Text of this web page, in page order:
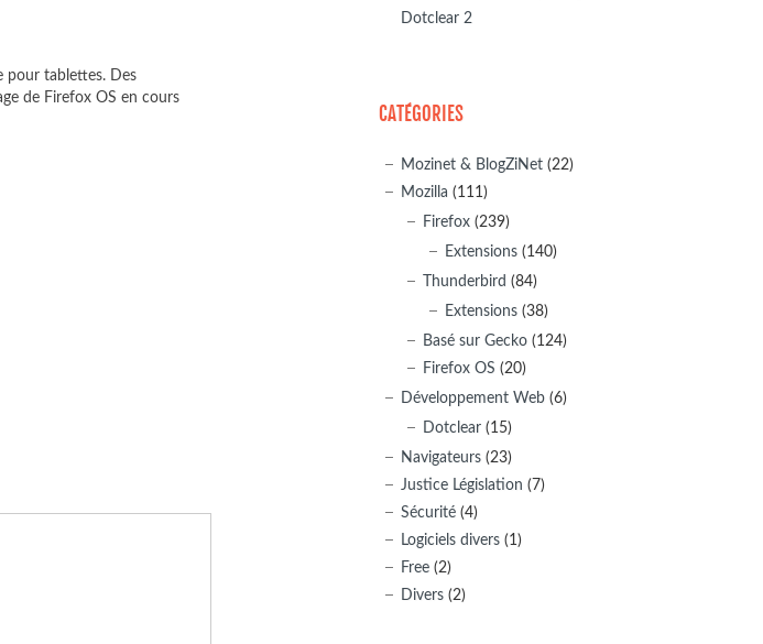
pour tablettes. Des
de Firefox OS en cours
Dotclear 2
CATÉGORIES
Mozinet & BlogZiNet (22)
Mozilla (111)
Firefox (239)
Extensions (140)
Thunderbird (84)
Extensions (38)
Basé sur Gecko (124)
Firefox OS (20)
Développement Web (6)
Dotclear (15)
Navigateurs (23)
Justice Législation (7)
Sécurité (4)
Logiciels divers (1)
Free (2)
Divers (2)